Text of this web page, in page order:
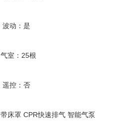
波动：是
气室：25根
遥控：否
带床罩 CPR快速排气 智能气泵